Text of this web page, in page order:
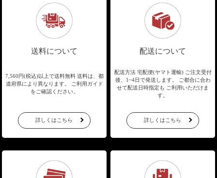
送料について
7,560円(税込)以上で送料無料送料は、都
道府県により異なります。
ご利用ガイド
をご確認ください。
詳しくはこちら
配送について
配送方法 宅配便(ヤマト運輸) ご注文受付
後、1~4日で発送します。
ご都合に合わ
せて配送日時指定も ご利用いただけま
す。
詳しくはこちら